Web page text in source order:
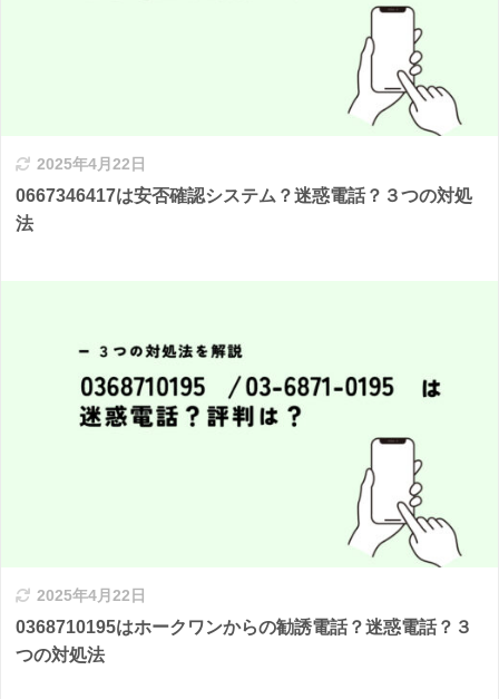
2025年4月22日
0667346417は安否確認システム？迷惑電話？３つの対処
法
2025年4月22日
0368710195はホークワンからの勧誘電話？迷惑電話？３
つの対処法